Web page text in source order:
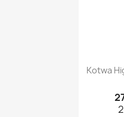

Kotwa